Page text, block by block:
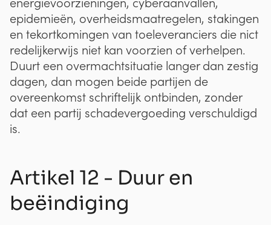
epidemieën, overheidsmaatregelen, stakingen
en tekortkomingen van toeleveranciers die nict
redelijkerwijs niet kan voorzien of verhelpen.
Duurt een overmachtsituatie langer dan zestig
dagen, dan mogen beide partijen de
overeenkomst schriftelijk ontbinden, zonder
dat een partij schadevergoeding verschuldigd
is.
Artikel 12 - Duur en
beëindiging